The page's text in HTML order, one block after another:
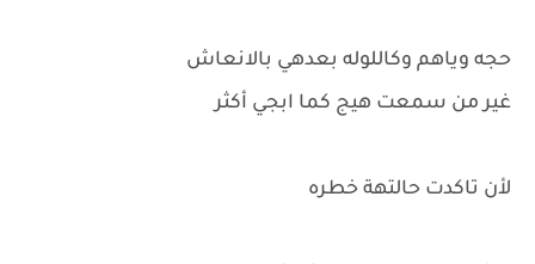
حجه وياهم وكاللوله بعدهي بالانعاش
غير من سمعت هيج كما ابجي أكثر
لأن تاكدت حالتهة خطره